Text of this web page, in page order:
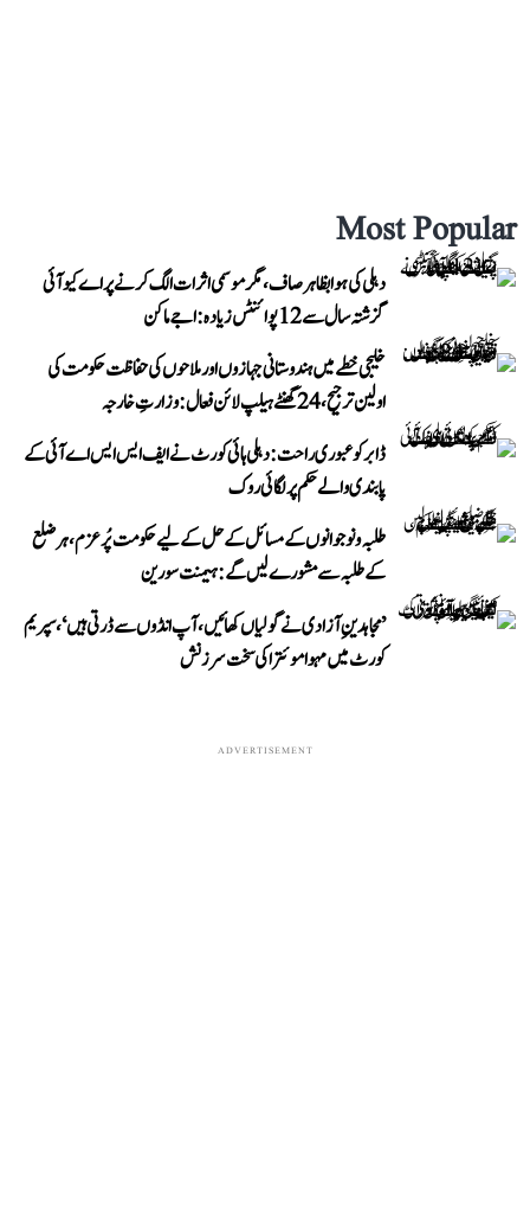
Most Popular
دہلی کی ہوا بظاہر صاف، مگر موسمی اثرات الگ کرنے پر اے کیو آئی
گزشتہ سال سے 12 پوائنٹس زیادہ: اجے ماکن
خلیجی خطے میں ہندوستانی جہازوں اور ملاحوں کی حفاظت حکومت کی
اولین ترجیح، 24 گھنٹے ہیلپ لائن فعال: وزارتِ خارجہ
ڈابر کو عبوری راحت: دہلی ہائی کورٹ نے ایف ایس ایس اے آئی کے
پابندی والے حکم پر لگائی روک
طلبہ و نوجوانوں کے مسائل کے حل کے لیے حکومت پُرعزم، ہر ضلع
کے طلبہ سے مشورے لیں گے: ہیمنت سورین
’مجاہدینِ آزادی نے گولیاں کھائیں، آپ انڈوں سے ڈرتی ہیں‘، سپریم
کورٹ میں مہوا موئترا کی سخت سرزنش
ADVERTISEMENT